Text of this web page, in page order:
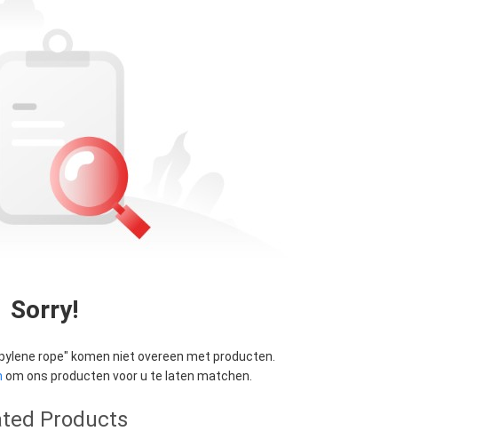
Sorry!
rope" komen niet overeen met producten.
om ons producten voor u te laten matchen.
Products